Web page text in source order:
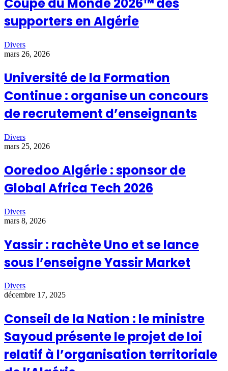
supporters en Algérie
Divers
mars 26, 2026
Université de la Formation
Continue : organise un concours
de recrutement d’enseignants
Divers
mars 25, 2026
Ooredoo Algérie : sponsor de
Global Africa Tech 2026
Divers
mars 8, 2026
Yassir : rachète Uno et se lance
sous l’enseigne Yassir Market
Divers
décembre 17, 2025
Conseil de la Nation : le ministre
Sayoud présente le projet de loi
relatif à l’organisation territoriale